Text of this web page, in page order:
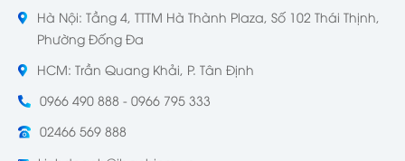
Hà Nội: Tầng 4, TTTM Hà Thành Plaza, Số 102 Thái Thịnh,
Phường Đống Đa
HCM: Trần Quang Khải, P. Tân Định
0966 490 888 - 0966 795 333
02466 569 888